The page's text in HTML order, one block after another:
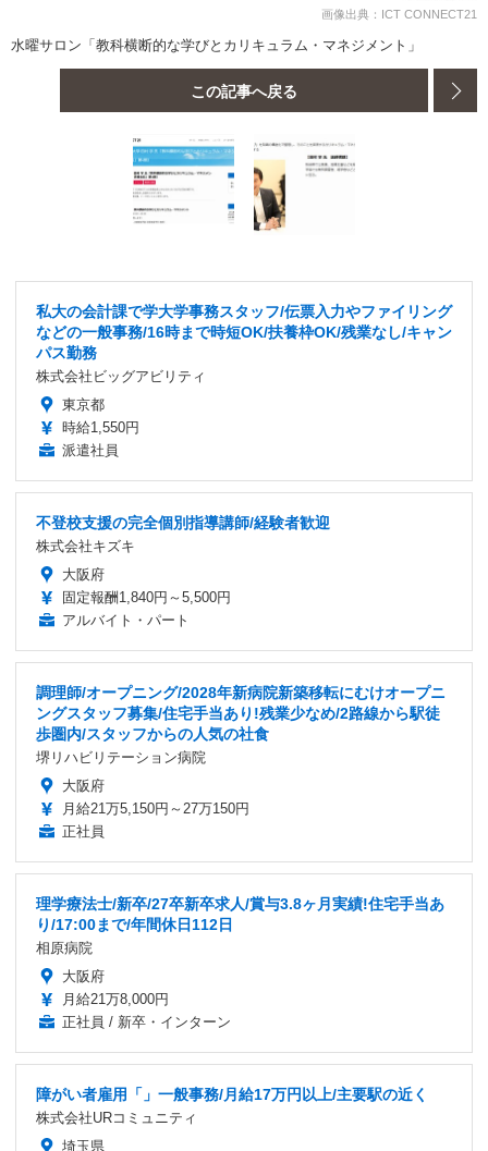
画像出典：ICT CONNECT21
水曜サロン「教科横断的な学びとカリキュラム・マネジメント」
この記事へ戻る
私大の会計課で学大学事務スタッフ/伝票入力やファイリング
などの一般事務/16時まで時短OK/扶養枠OK/残業なし/キャン
パス勤務
株式会社ビッグアビリティ
東京都
時給1,550円
派遣社員
不登校支援の完全個別指導講師/経験者歓迎
株式会社キズキ
大阪府
固定報酬1,840円～5,500円
アルバイト・パート
調理師/オープニング/2028年新病院新築移転にむけオープニ
ングスタッフ募集/住宅手当あり!残業少なめ/2路線から駅徒
歩圏内/スタッフからの人気の社食
堺リハビリテーション病院
大阪府
月給21万5,150円～27万150円
正社員
理学療法士/新卒/27卒新卒求人/賞与3.8ヶ月実績!住宅手当あ
り/17:00まで/年間休日112日
相原病院
大阪府
月給21万8,000円
正社員 / 新卒・インターン
障がい者雇用「」一般事務/月給17万円以上/主要駅の近く
株式会社URコミュニティ
埼玉県